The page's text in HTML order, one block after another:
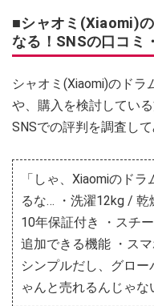
■シャオミ(Xiaomi)
なる！SNSの口コミ
シャオミ(Xiaomi)のドラ
や、購入を検討してい
SNSでの評判を調査して
「しゃ、Xiaomiのド
るな… ・洗濯12kg / 乾
10年保証付き ・スチ
追加できる機能 ・ス
シンプルだし、グロ
ゃんと売れるんじゃな